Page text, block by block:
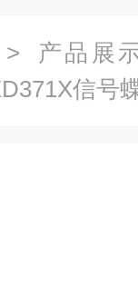
> 产品展
信号